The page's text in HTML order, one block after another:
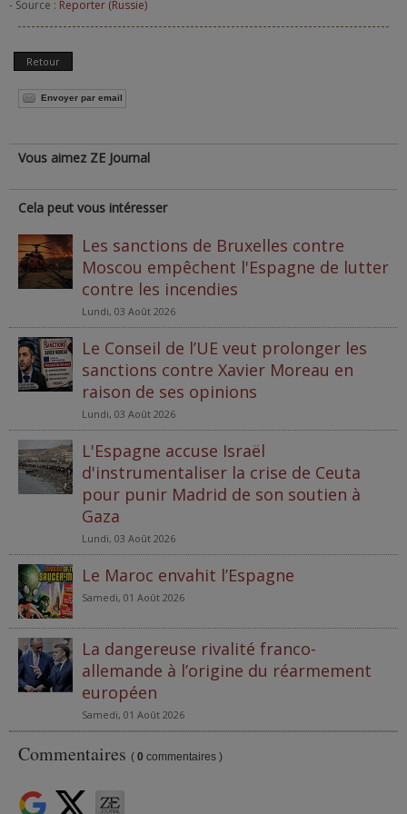
- Source : Reporter (Russie)
Retour
Envoyer par email
Vous aimez ZE Journal
Cela peut vous intéresser
Les sanctions de Bruxelles contre
Moscou empêchent l'Espagne de lutter
contre les incendies
Lundi, 03 Août 2026
Le Conseil de l’UE veut prolonger les
sanctions contre Xavier Moreau en
raison de ses opinions
Lundi, 03 Août 2026
L'Espagne accuse Israël
d'instrumentaliser la crise de Ceuta
pour punir Madrid de son soutien à
Gaza
Lundi, 03 Août 2026
Le Maroc envahit l’Espagne
Samedi, 01 Août 2026
La dangereuse rivalité franco-
allemande à l’origine du réarmement
européen
Samedi, 01 Août 2026
Commentaires ( 0 commentaires )